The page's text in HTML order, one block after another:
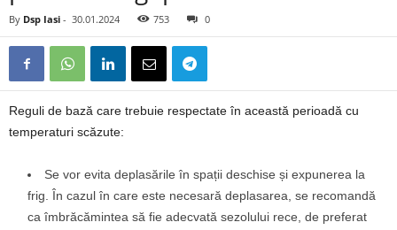
By Dsp Iasi - 30.01.2024 753 0
Reguli de bază care trebuie respectate în această perioadă cu
temperaturi scăzute:
Se vor evita deplasările în spații deschise și expunerea la
frig. În cazul în care este necesară deplasarea, se recomandă
ca îmbrăcămintea să fie adecvată sezolului rece, de preferat